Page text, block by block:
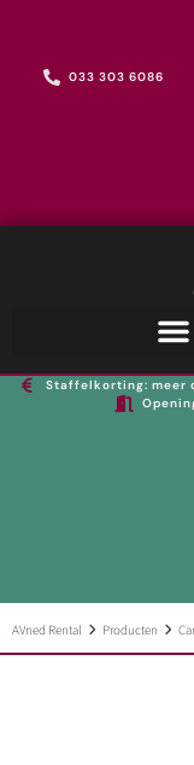
033 303 6086
Staffelkorting: meer
AVned Rental Producten